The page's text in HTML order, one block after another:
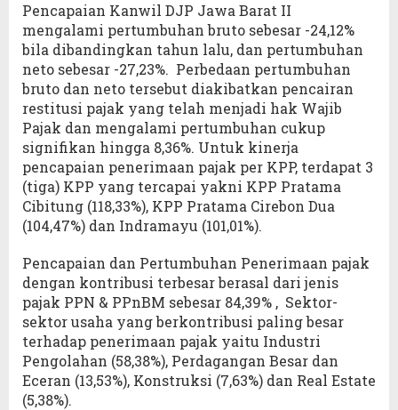
Pencapaian Kanwil DJP Jawa Barat II
mengalami pertumbuhan bruto sebesar -24,12%
bila dibandingkan tahun lalu, dan pertumbuhan
neto sebesar -27,23%. Perbedaan pertumbuhan
bruto dan neto tersebut diakibatkan pencairan
restitusi pajak yang telah menjadi hak Wajib
Pajak dan mengalami pertumbuhan cukup
signifikan hingga 8,36%. Untuk kinerja
pencapaian penerimaan pajak per KPP, terdapat 3
(tiga) KPP yang tercapai yakni KPP Pratama
Cibitung (118,33%), KPP Pratama Cirebon Dua
(104,47%) dan Indramayu (101,01%).
Pencapaian dan Pertumbuhan Penerimaan pajak
dengan kontribusi terbesar berasal dari jenis
pajak PPN & PPnBM sebesar 84,39% , Sektor-
sektor usaha yang berkontribusi paling besar
terhadap penerimaan pajak yaitu Industri
Pengolahan (58,38%), Perdagangan Besar dan
Eceran (13,53%), Konstruksi (7,63%) dan Real Estate
(5,38%).